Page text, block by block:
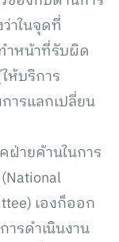
าในจุดที่
ำหน้าที่รับผิด
ห้บริการ
ารแลกเปลี่ยน
ฝ่ายค้านในการ
เองก็ออก
รดำเนินงาน